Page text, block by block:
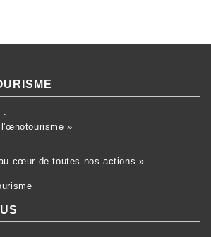
:
»
cœur de toutes nos actions ».